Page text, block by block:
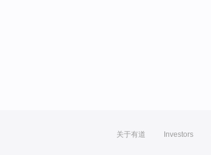
关于有道 Investors